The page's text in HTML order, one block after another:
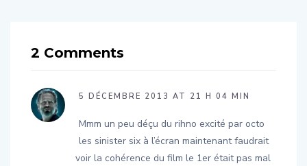
2 Comments
5 DÉCEMBRE 2013 AT 21 H 04 MIN
Mmm un peu déçu du rihno excité par octo
les sinister six à l’écran maintenant faudrait
voir la cohérence du film le 1er était pas mal